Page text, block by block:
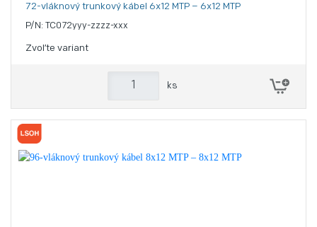
72-vláknový trunkový kábel 6x12 MTP – 6x12 MTP
P/N: TC072yyy-zzzz-xxx
Zvoľte variant
ks